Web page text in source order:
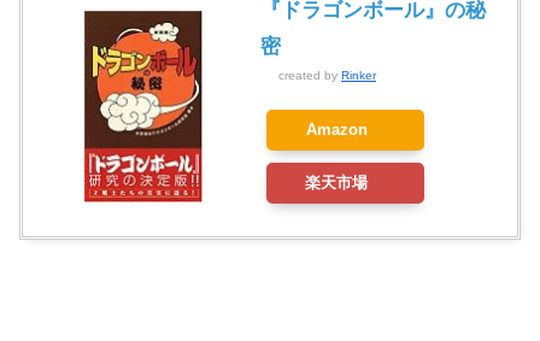
『ドラゴンボール』の秘
密
created by Rinker
Amazon
楽天市場